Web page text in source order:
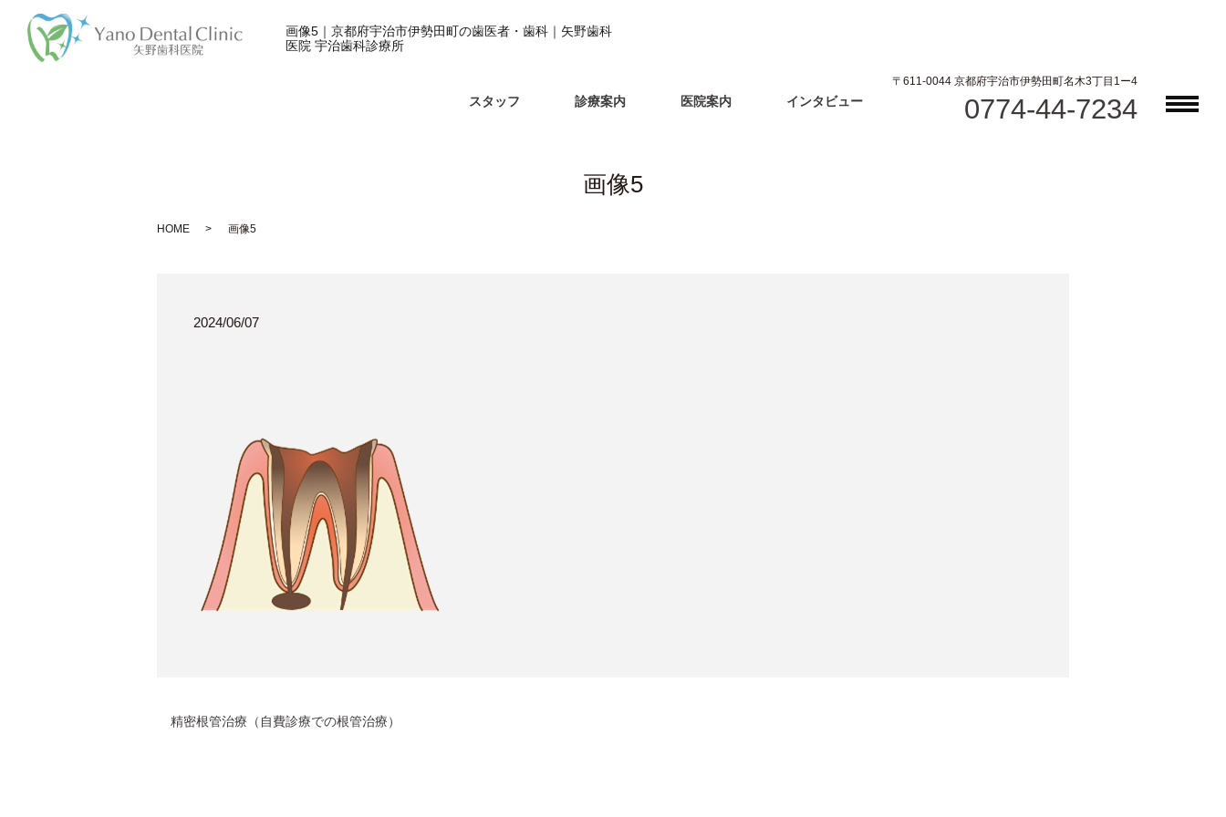
画像5｜京都府宇治市伊勢田町の歯医者・歯科｜矢野歯科
医院 宇治歯科診療所
スタッフ 診療案内 医院案内 インタビュー
〒611-0044 京都府宇治市伊勢田町名木3丁目1ー4
0774-44-7234
画像5
HOME 画像5
2024/06/07
精密根管治療（自費診療での根管治療）